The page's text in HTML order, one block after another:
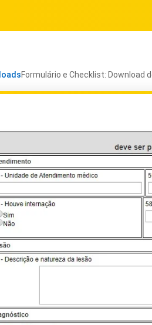
Formulário e Checklist: Download